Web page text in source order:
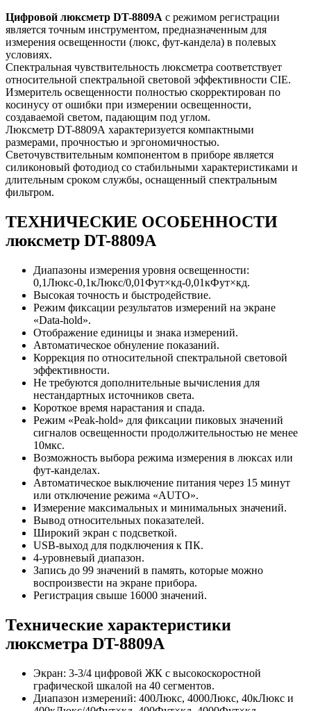
Цифровой люксметр DT-8809A с режимом регистрации
является точным инструментом, предназначенным для
измерения освещенности (люкс, фут-кандела) в полевых
условиях.
Спектральная чувствительность люксметра соответствует
относительной спектральной световой эффективности CIE.
Измеритель освещенности полностью скорректирован по
косинусу от ошибки при измерении освещенности,
создаваемой светом, падающим под углом.
Люксметр DT-8809A характеризуется компактными
размерами, прочностью и эргономичностью.
Светочувствительным компонентом в приборе является
силиконовый фотодиод со стабильными характеристиками и
длительным сроком службы, оснащенный спектральным
фильтром.
ТЕХНИЧЕСКИЕ ОСОБЕННОСТИ
люксметр DT-8809A
Диапазоны измерения уровня освещенности:
0,1Люкс-0,1кЛюкс/0,01Фут×кд-0,01кФут×кд.
Высокая точность и быстродействие.
Режим фиксации результатов измерений на экране
«Data-hold».
Отображение единицы и знака измерений.
Автоматическое обнуление показаний.
Коррекция по относительной спектральной световой
эффективности.
Не требуются дополнительные вычисления для
нестандартных источников света.
Короткое время нарастания и спада.
Режим «Peak-hold» для фиксации пиковых значений
сигналов освещенности продолжительностью не менее
10мкс.
Возможность выбора режима измерения в люксах или
фут-канделах.
Автоматическое выключение питания через 15 минут
или отключение режима «AUTO».
Измерение максимальных и минимальных значений.
Вывод относительных показателей.
Широкий экран с подсветкой.
USB-выход для подключения к ПК.
4-уровневый диапазон.
Запись до 99 значений в память, которые можно
воспроизвести на экране прибора.
Регистрация свыше 16000 значений.
Технические характеристики
люксметра DT-8809A
Экран: 3-3/4 цифровой ЖК с высокоскоростной
графической шкалой на 40 сегментов.
Диапазон измерений: 400Люкс, 4000Люкс, 40кЛюкс и